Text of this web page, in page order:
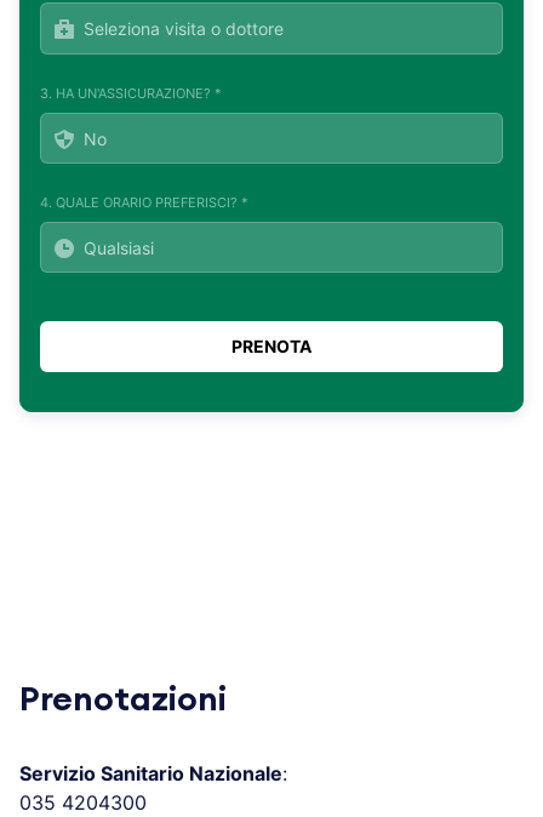
3. HA UN'ASSICURAZIONE? *
4. QUALE ORARIO PREFERISCI? *
Prenotazioni
Servizio Sanitario Nazionale:
035 4204300